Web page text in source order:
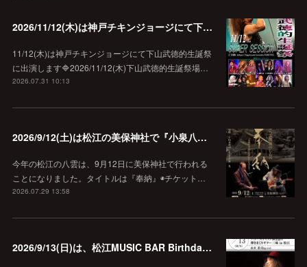
2026/11/12(木)は神戸チキンジョージにて下山武徳的生誕祭に出演します♪
11/12(木)は神戸チキンジョージにて下山武徳的生誕祭
に出演します🔷2026/11/12(木)下山武徳的生誕祭場…
2026.07.31 10:13
2026/9/12(土)は松江の美保神社で『小泉八雲朗読のしらべ』
今年の松江の八雲は、9月12日に美保神社で行われる
ことになりました。タイトルは『奉納』◉チケット…
2026.07.29 13:58
2026/9/13(日)は、松江MUSIC BAR Birthdayでアコースティック弾き語り弾きまくりギター三昧♪